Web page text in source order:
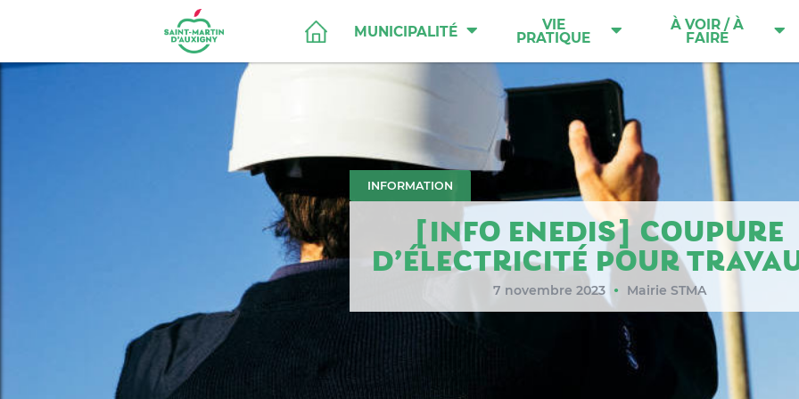
MUNICIPALITÉ VIE
PRATIQUE
À VOIR / À
FAIRE
INFORMATION
[INFO ENEDIS] COUPURE
D’ÉLECTRICITÉ POUR
7 novembre 2023 ● Mairie STMA